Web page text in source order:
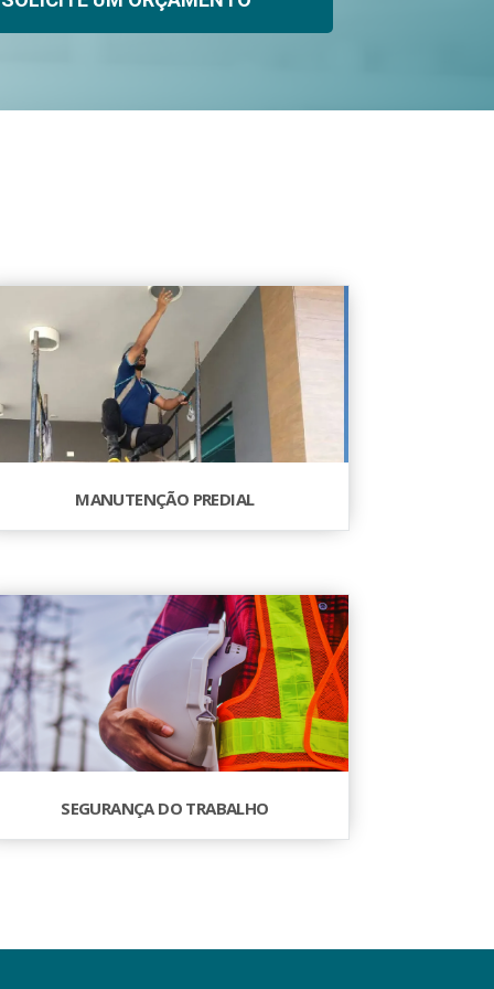
MANUTENÇÃO PREDIAL
SEGURANÇA DO TRABALHO